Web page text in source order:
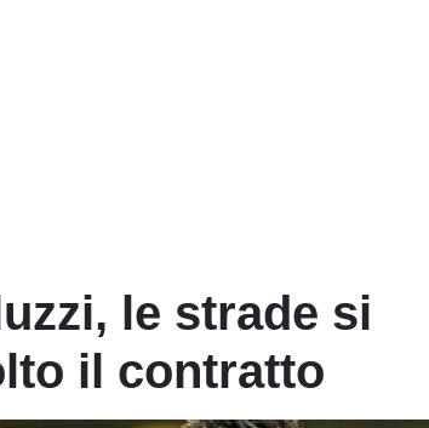
le strade si
il contratto